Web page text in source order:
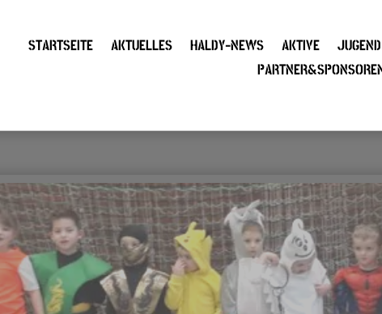
STARTSEITE AKTUELLES HALDY-NEWS AKTIVE JUGEND